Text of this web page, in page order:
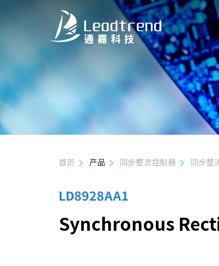
应用
质量政策
首页 产品 同步整流控制器 同步整
LD8928AA1
Synchronous